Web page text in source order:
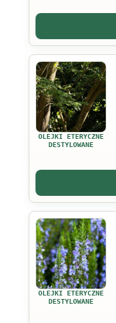
na
stronie
produktu
OLEJKI ETERYCZNE
DESTYLOWANE
Ten
produkt
ma
wiele
wariantów.
Opcje
na
stronie
produktu
OLEJKI ETERYCZNE
DESTYLOWANE
Ten
produkt
ma
wiele
wariantów.
Opcje